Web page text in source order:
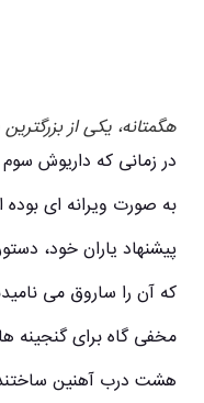
هگمتانه، یکی از
در زمانی که داریوش
به صورت ویرانه‌ ای
پیشنهاد یاران خود،
که آن را ساروق می‌
مخفی‌ گاه برای گنجینه‌
هشت درب آهنین